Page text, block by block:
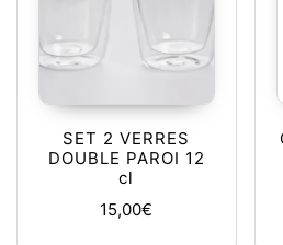
SET 2 VERRES
DOUBLE PAROI 12
cl
15,00€